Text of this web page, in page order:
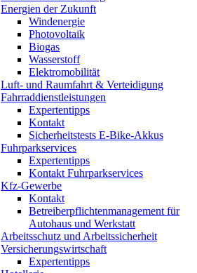
Energien der Zukunft
Windenergie
Photovoltaik
Biogas
Wasserstoff
Elektromobilität
Luft- und Raumfahrt & Verteidigung
Fahrraddienstleistungen
Expertentipps
Kontakt
Sicherheitstests E-Bike-Akkus
Fuhrparkservices
Expertentipps
Kontakt Fuhrparkservices
Kfz-Gewerbe
Kontakt
Betreiberpflichtenmanagement für
Autohaus und Werkstatt
Arbeitsschutz und Arbeitssicherheit
Versicherungswirtschaft
Expertentipps